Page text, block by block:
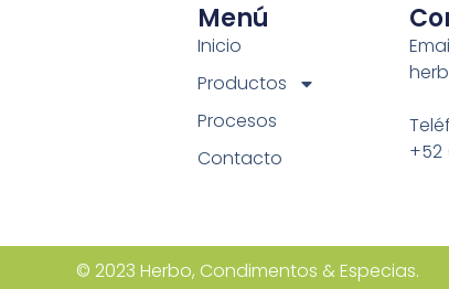
Menú
Inicio
Productos
Procesos
Contacto
+52
© 2023 Herbo, Condimentos & Especias.